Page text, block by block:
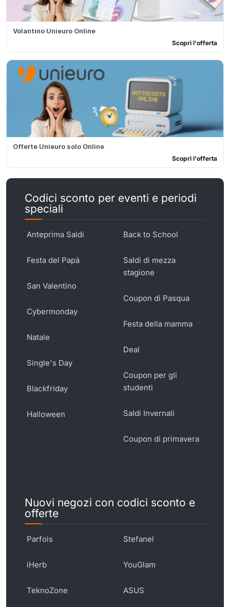
Volantino Unieuro Online
Scopri l'offerta
Offerte Unieuro solo Online
Scopri l'offerta
Codici sconto per eventi e periodi
speciali
Anteprima Saldi
Festa del Papà
San Valentino
Cybermonday
Natale
Single's Day
Blackfriday
Halloween
Back to School
Saldi di mezza
stagione
Coupon di Pasqua
Festa della mamma
Deal
Coupon per gli
studenti
Saldi Invernali
Coupon di primavera
Nuovi negozi con codici sconto e
offerte
Parfois
iHerb
TeknoZone
Stefanel
YouGlam
ASUS